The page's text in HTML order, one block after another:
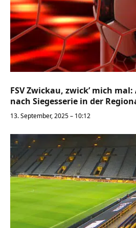
FSV Zwickau, zwick’ mich
nach Siegesserie in der
13. September, 2025 – 10:12